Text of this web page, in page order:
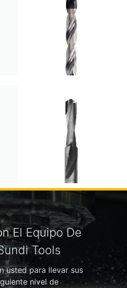
El Equipo De
Tools
usted para llevar sus
nivel de